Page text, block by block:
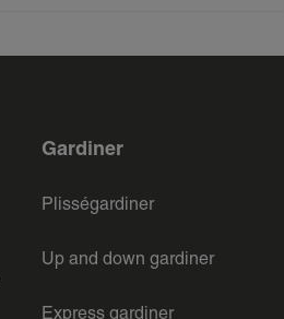
Gardiner
Plisségardiner
Up and down gardiner
Express gardiner